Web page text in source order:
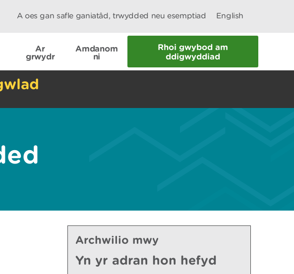
A oes gan safle ganiatâd, trwydded neu esemptiad English
Ar
grwydr
Amdanom
ni
Rhoi gwybod am
ddigwyddiad
Archwilio mwy
Yn yr adran hon hefyd